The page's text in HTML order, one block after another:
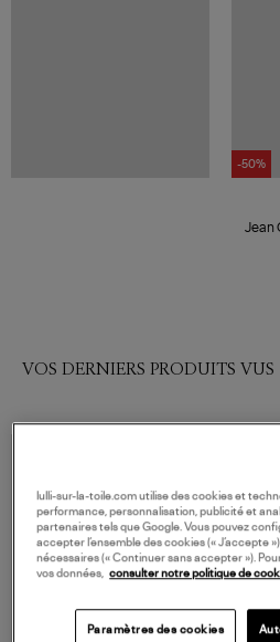
-50%
Jean
VOS DERNIERS PRODUITS VUS
lulli-sur-la-toile.com utilise des cookies et
performance, personnalisation, publicité et
partenaires tels que Google. Vous pouvez
accepter l’ensemble des cookies (« J’accepte
nécessaires (« Continuer sans accepter »).
vos données,
consulter notre politique de
Paramètres des cookies